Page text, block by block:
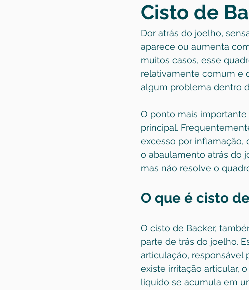
Cisto de
Dor atrás do joelho,
aparece ou aumenta
muitos casos, esse
relativamente comum e
algum problema dentro
O ponto mais
principal.
excesso por inflamação,
o abaulamento atrás do
mas não resolve o
O que é cisto
O cisto de Backer,
parte de trás do joelho.
articulação, responsável
existe irritação articular,
líquido se acumula em